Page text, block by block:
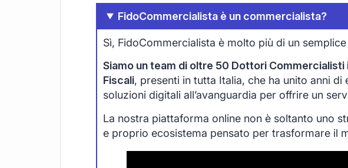
FidoCommercialista è un commercialista?
Sì, FidoCommercialista è molto più di un
Siamo un team di oltre 50 Dottori Commercialisti
Fiscali, presenti in tutta Italia, che ha unito anni di
soluzioni digitali all’avanguardia per offrire un
La nostra piattaforma online non è soltanto uno
e proprio ecosistema pensato per trasformare il